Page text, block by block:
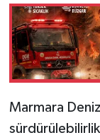
Marmara